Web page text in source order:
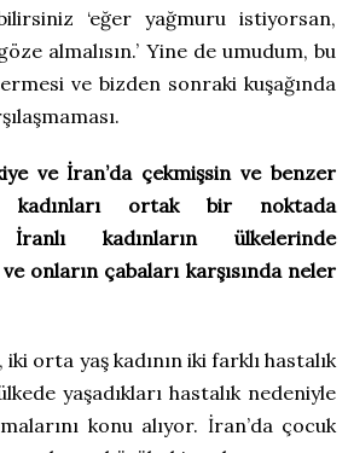
‘eğer yağmuru istiyorsan,
almalısın.’ Yine de umudum, bu
ve bizden sonraki kuşağında
ve İran’da çekmişsin ve benzer
kadınları ortak bir noktada
İranlı kadınların ülkelerinde
ve onların çabaları karşısında neler
iki orta yaş kadının iki farklı hastalık
yaşadıkları hastalık nedeniyle
konu alıyor. İran’da çocuk